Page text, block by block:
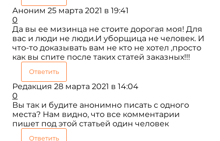
Аноним 25 марта 2021 в 19:41
0
Да вы ее мизинца не стоите дорогая моя! Для
вас и люди не люди.И уборщица не человек. И
что-то доказывать вам не кто не хотел ,просто
как вы спите после таких статей заказных!!!
Ответить
Редакция 28 марта 2021 в 14:04
0
Вы так и будите анонимно писать с одного
места? Нам видно, что все комментарии
пишет под этой статьей один человек
Ответить